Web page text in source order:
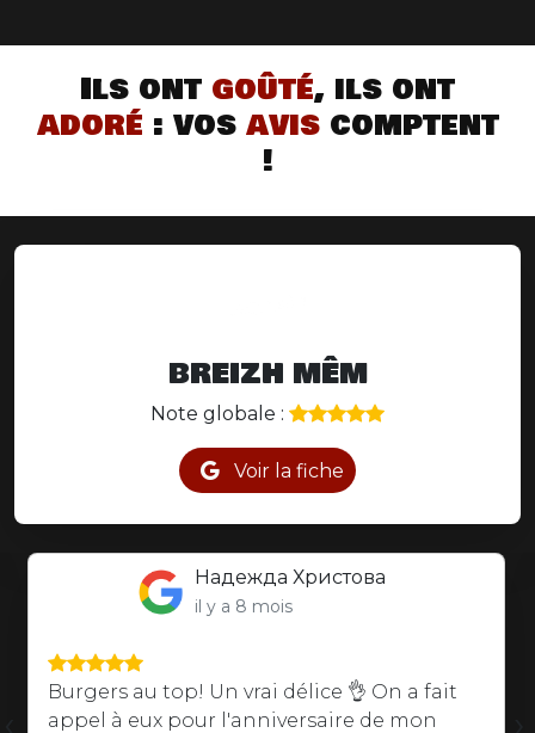
Ils ont goûté, ils ont
adoré : vos aviscomptent
!
BREIZH MÊM
Note globale :
Voir la fiche
Надежда Христова
il y a 8 mois
Burgers au top! Un vrai délice 👌 On a fait
appel à eux pour l'anniversaire de mon